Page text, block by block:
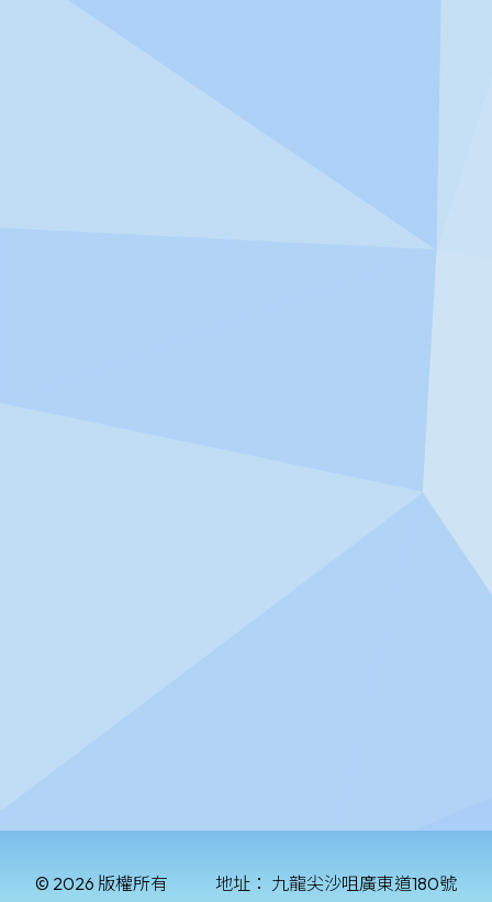
© 2026 版權所有 地址： 九龍尖沙咀廣東道180號